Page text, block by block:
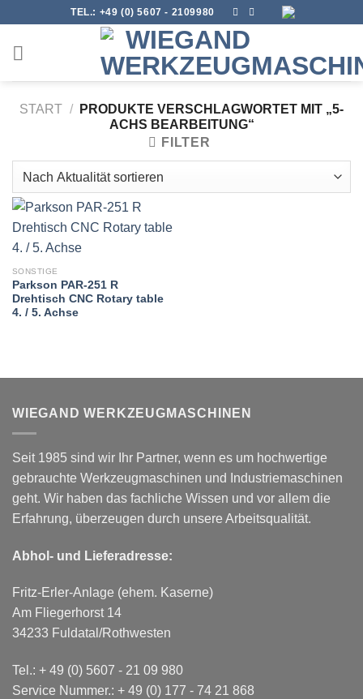
content
TEL.: +49 (0) 5607 - 2109980
START /
PRODUKTE VERSCHLAGWORTET MIT „5-
ACHS BEARBEITUNG“
FILTER
SONSTIGE
Parkson PAR-251 R
Drehtisch CNC Rotary table
4. / 5. Achse
WIEGAND WERKZEUGMASCHINEN
Seit 1985 sind wir Ihr Partner, wenn es um hochwertige
gebrauchte Werkzeugmaschinen und Industriemaschinen
geht. Wir haben das fachliche Wissen und vor allem die
Erfahrung, überzeugen durch unsere Arbeitsqualität.
Abhol- und Lieferadresse:
Fritz-Erler-Anlage (ehem. Kaserne)
Am Fliegerhorst 14
34233 Fuldatal/Rothwesten
Tel.: + 49 (0) 5607 - 21 09 980
Service Nummer.: + 49 (0) 177 - 74 21 868